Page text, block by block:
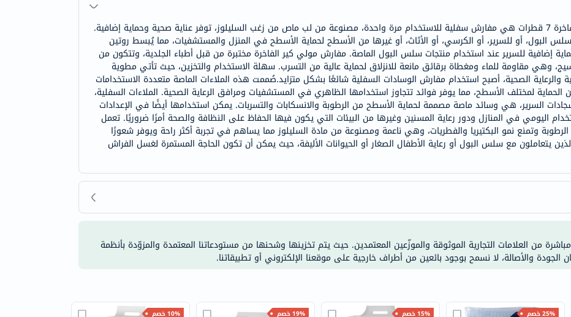
fino
Goongbe
doppelherz
NMN
dessert-
essence
Biochem
SVR
feel
والمكملات
أساسيات
باقة
مفارش هارتمان مولي كير للعناية الصحية الفاخرة 7 قطرات هي مفارش سفلية للاستخدام مرة واحدة، مصنوعة من لب ماص من زغب السليلوز، توفر عناية صحية وحماية إضافية.
البول، أو للسرير، أو الكرسي، أو الأثاث، أو غيرها من الأسطح لحماية الأسطح في المنزل والمستشفيات، مما يُبسط روتين
إضافية للسرير عند استخدام منتجات سلس البول الماصة. مفارش مولي كير الفاخرة مختبرة من قبل أطباء الجلدية، وتتكون من
وهي مقاومة للماء ومغطاة برقائق مانعة للانزلاق لحماية عالية من التسرب. سهلة الاستخدام والتخزين، حيث تأتي مطوية
الصحية، أصبح استخدام مفارش الوسادات السفلية شائعًا بشكل متزايد.صُممت هذه الملاءات الماصة متعددة الاستخدامات
الحماية لمختلف الأسطح، مما يوفر فوائد تتجاوز استخدامها الظاهري في المستشفيات ومرافق الرعاية الصحية. الملاءات السفلية،
السرير، هي وسائد ماصة مصممة لحماية الأسطح من الرطوبة والانسكابات والتسربات. يمكن استخدامها أيضًا في الإعدادات
اليومي في المنازل ودور رعاية المسنين وغيرها من البيئات التي يكون فيها الحفاظ على النظافة والصحة أمرًا ضروريًا. تعمل
وتمنع نمو البكتيريا والفطريات، وهي ناعمة ومصنوعة من مادة السليلوز مما يساهم في تجربة أكثر راحة ويوفر شعورًا
الذين يتعاملون مع سلس البول أو رعاية الأطفال الصغار أو الحيوانات الأليفة، حيث يمكن أن تكون الحاجة المستمرة لغسل الفراش
من العلامات التجارية الموثوقة والموزّعين المعتمدين. حيث يتم تخزينها وشحنها من مستودعاتنا المعتمدة والمزوّدة بأنظمة
الجودة والأصالة، لا نسمح بوجود بائعين من أطراف خارجية على موقعنا الإلكتروني أو تطبيقاتنا.
10% خصم 19% خصم 15% خصم 25% خصم